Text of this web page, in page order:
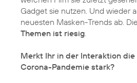
Gadget sie nutzen. Und wieder
neuesten Masken-Trends ab. Die
Themen ist riesig
Merkt Ihr in der Interaktion
Corona-Pandemie stark?